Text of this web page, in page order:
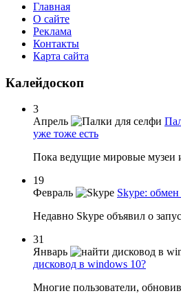
Главная
О сайте
Реклама
Контакты
Карта сайта
Калейдоскоп
3
Апрель
уже тоже есть
Пока ведущие мировые музеи
19
Февраль
Skype:
Недавно Skype объявил о
31
Январь
дисковод в windows 10?
Многие пользователи,